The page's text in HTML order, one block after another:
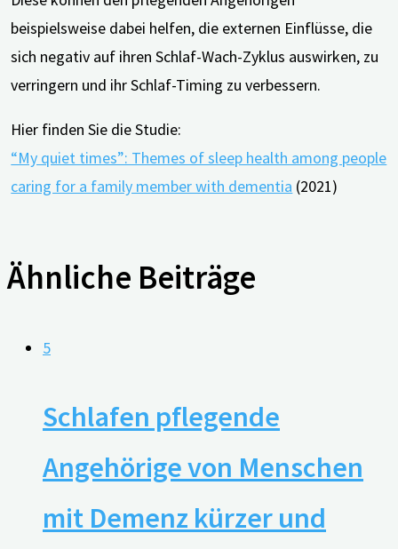
beispielsweise dabei helfen, die externen Einflüsse, die
sich negativ auf ihren Schlaf-Wach-Zyklus auswirken, zu
verringern und ihr Schlaf-Timing zu verbessern.
Hier finden Sie die Studie:
“My quiet times”: Themes of sleep health among people
caring for a family member with dementia (2021)
Ähnliche Beiträge
5
Schlafen pflegende
Angehörige von Menschen
mit Demenz kürzer und